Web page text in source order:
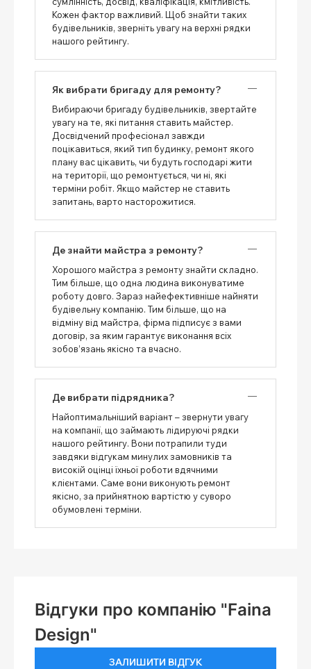
Кожен фактор важливий. Щоб знайти таких
будівельників, зверніть увагу на верхні рядки
нашого рейтингу.
Як вибрати бригаду для ремонту?
Вибираючи бригаду будівельників, звертайте
увагу на те, які питання ставить майстер.
Досвідчений професіонал завжди
поцікавиться, який тип будинку, ремонт якого
плану вас цікавить, чи будуть господарі жити
на території, що ремонтується, чи ні, які
терміни робіт. Якщо майстер не ставить
запитань, варто насторожитися.
Де знайти майстра з ремонту?
Хорошого майстра з ремонту знайти складно.
Тим більше, що одна людина виконуватиме
роботу довго. Зараз найефективніше найняти
будівельну компанію. Тим більше, що на
відміну від майстра, фірма підписує з вами
договір, за яким гарантує виконання всіх
зобов’язань якісно та вчасно.
Де вибрати підрядника?
Найоптимальніший варіант – звернути увагу
на компанії, що займають лідируючі рядки
нашого рейтингу. Вони потрапили туди
завдяки відгукам минулих замовників та
високій оцінці їхньої роботи вдячними
клієнтами. Саме вони виконують ремонт
якісно, ​​за прийнятною вартістю у суворо
обумовлені терміни.
Відгуки про компанію "Faina
Design"
ЗАЛИШИТИ ВІДГУК